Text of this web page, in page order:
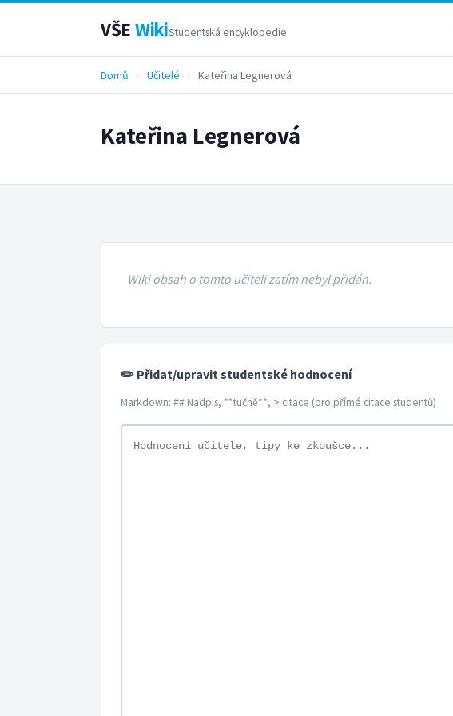
VŠE WikiStudentská encyklopedie
Domů › Učitelé › Kateřina Legnerová
Kateřina Legnerová
Wiki obsah o tomto učiteli zatím nebyl přidán.
✏️ Přidat/upravit studentské hodnocení
Markdown: ## Nadpis, **tučně**, > citace (pro přímé citace studentů)